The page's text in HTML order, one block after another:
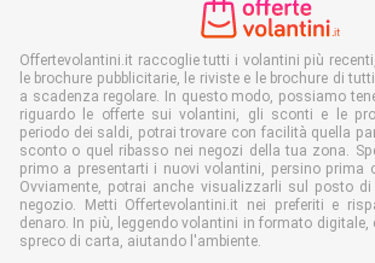
Offertevolantini.it raccoglie tutti i volantini più
le brochure pubblicitarie, le riviste e le brochure di
a scadenza regolare. In questo modo, possiamo
riguardo le offerte sui volantini, gli sconti e le
periodo dei saldi, potrai trovare con facilità quella
sconto o quel ribasso nei negozi della tua zona.
primo a presentarti i nuovi volantini, persino prima
Ovviamente, potrai anche visualizzarli sul posto
negozio. Metti Offertevolantini.it nei preferiti e
denaro. In più, leggendo volantini in formato digitale,
spreco di carta, aiutando l'ambiente.